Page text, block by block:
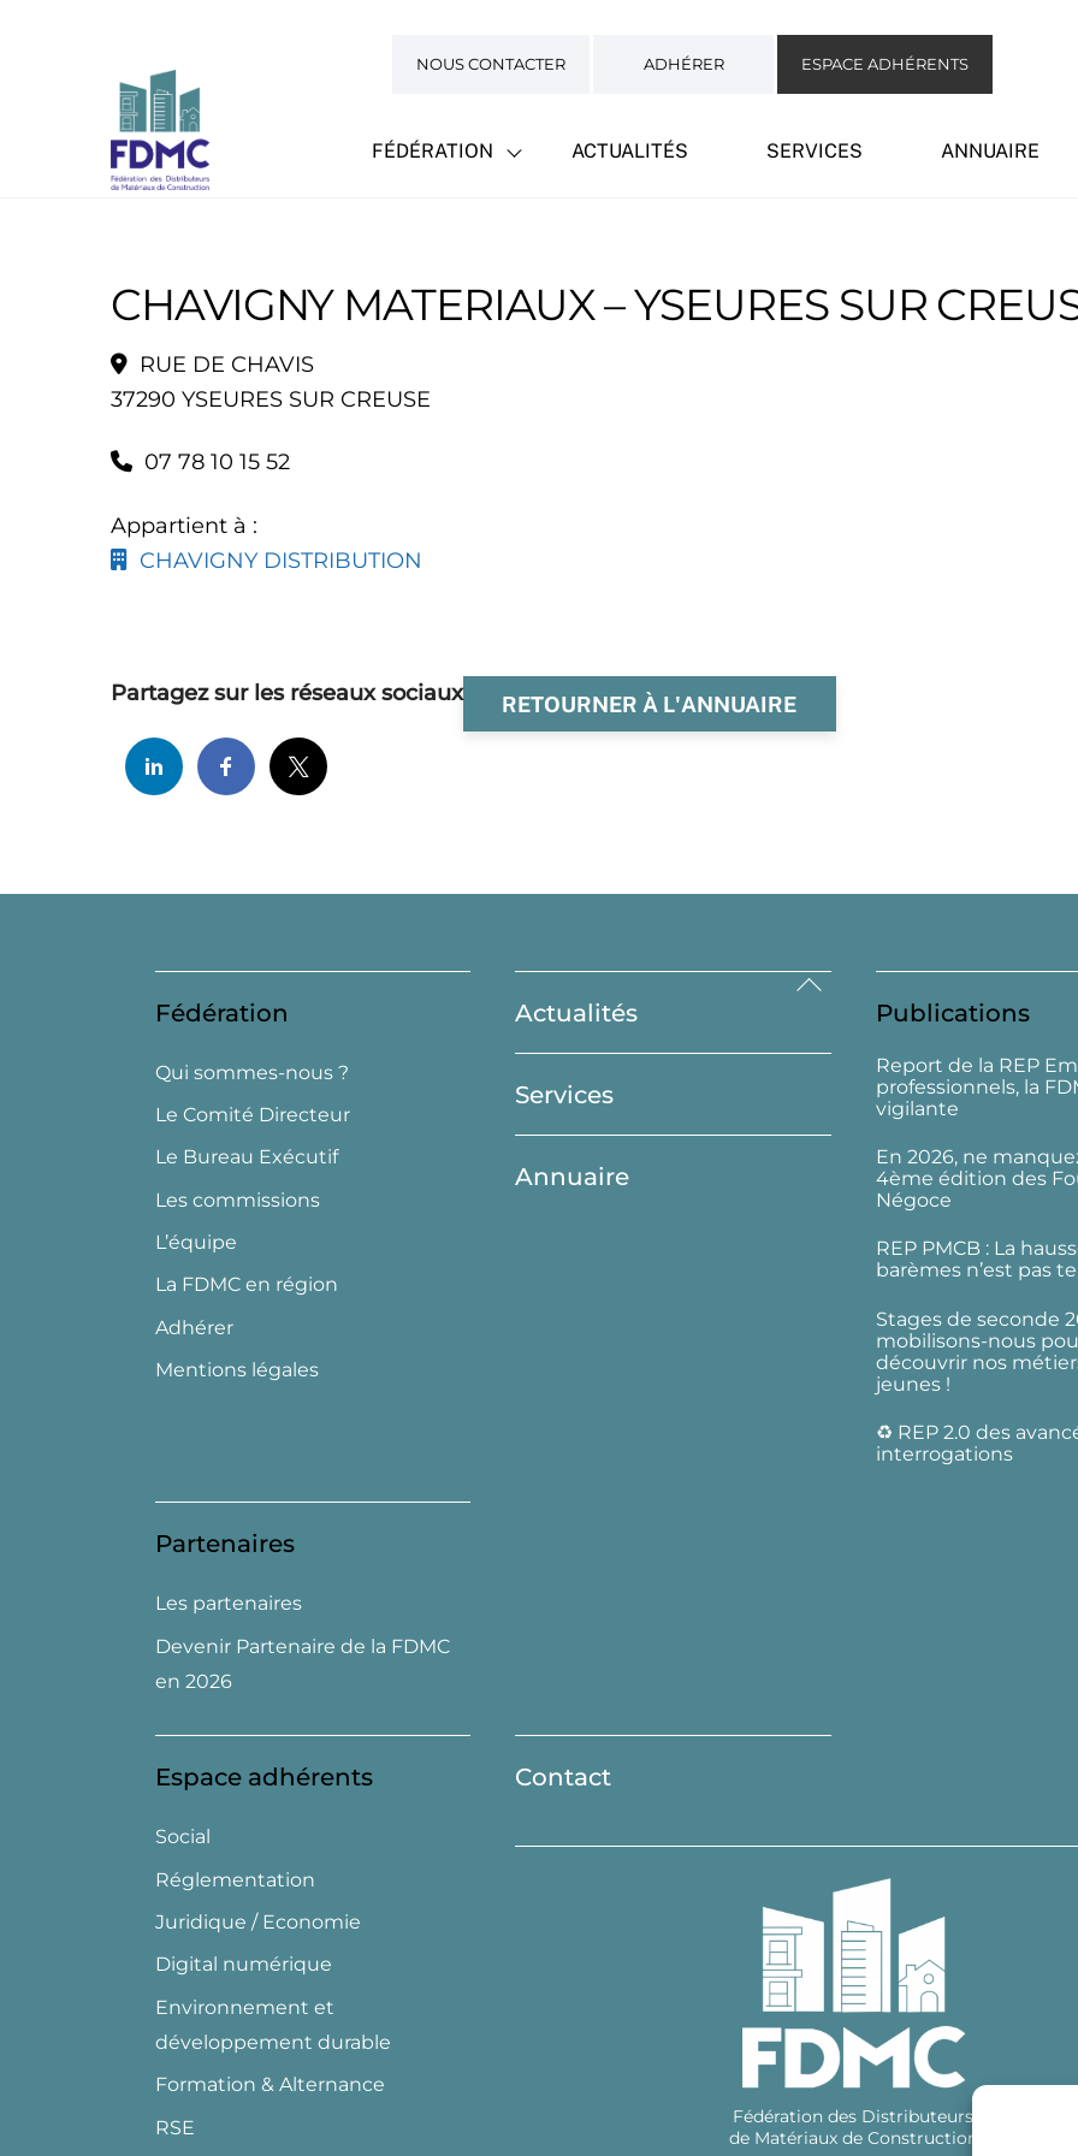
NOUS CONTACTER ADHÉRER ESPACE ADHÉRENTS
FÉDÉRATION ACTUALITÉS SERVICES ANNUAIRE
CHAVIGNY MATERIAUX – YSEURES SUR
RUE DE CHAVIS
37290 YSEURES SUR CREUSE
07 78 10 15 52
Appartient à :
CHAVIGNY DISTRIBUTION
RETOURNER À L'ANNUAIRE
Partagez sur les réseaux sociaux
Back
Top
Fédération
Qui sommes-nous ?
Le Comité Directeur
Le Bureau Exécutif
Les commissions
L’équipe
La FDMC en région
Adhérer
Mentions légales
Actualités
Services
Annuaire
Publications
Report de la REP
professionnels, la
vigilante
En 2026, ne
4ème édition des
Négoce
REP PMCB : La
barèmes n’est pas
Stages de seconde
mobilisons-nous
découvrir nos
jeunes !
♻️ REP 2.0 des
interrogations
Partenaires
Les partenaires
Devenir Partenaire de la FDMC
en 2026
Espace adhérents
Social
Réglementation
Juridique / Economie
Digital numérique
Environnement et
développement durable
Formation & Alternance
RSE
Contact
Fédération des Distributeurs
de Matériaux de Construction